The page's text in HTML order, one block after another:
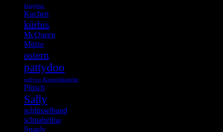
klappbar
Kuchen
kürbis
McQueen
Mütze
ostern
pattydoo
pattyoo Kosmetiktasche
Plüsch
Sally
schlüsselband
schnabelina
Snaply